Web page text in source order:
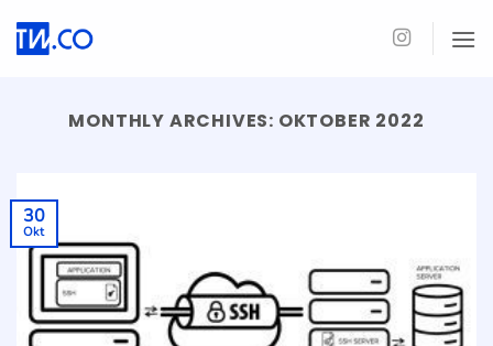
MONTHLY ARCHIVES: OKTOBER 2022
30
Okt